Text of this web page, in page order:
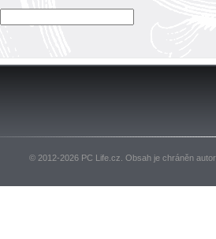
© 2012-2026 PC Life.cz. Obsah je chráněn